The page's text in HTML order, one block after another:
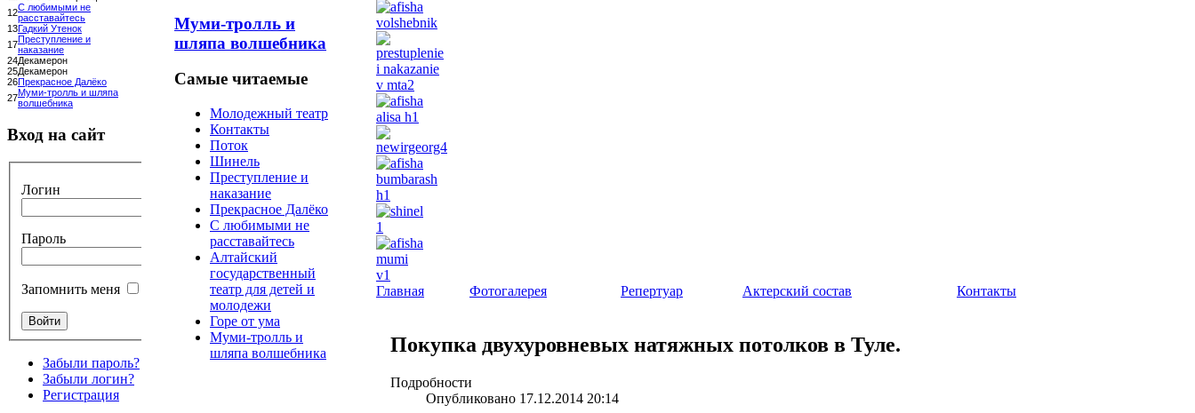
12С любимыми не
расставайтесь
13Гадкий Утенок
17Преступление и
наказание
24Декамерон
25Декамерон
26Прекрасное Далёко
27Муми-тролль и шляпа
волшебника
Вход на сайт
Логин
Пароль
Запомнить меня
Забыли пароль?
Забыли логин?
Регистрация
Муми-тролль и
шляпа волшебника
Самые читаемые
Молодежный театр
Контакты
Поток
Шинель
Преступление и
наказание
Прекрасное Далёко
С любимыми не
расставайтесь
Алтайский
государственный
театр для детей и
молодежи
Горе от ума
Муми-тролль и
шляпа волшебника
Главная Фотогалерея Репертуар Актерский состав Контакты
Покупка двухуровневых натяжных потолков в Туле.
Подробности
Опубликовано 17.12.2014 20:14